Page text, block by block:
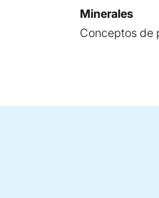
Minerales
Conceptos de